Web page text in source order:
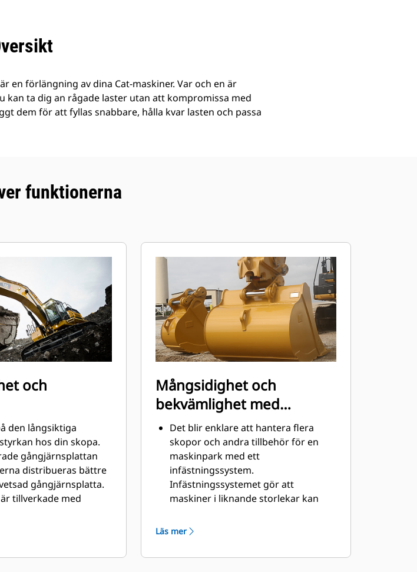
en förlängning av dina Cat-maskiner. Var och en är
ta dig an rågade laster utan att kompromissa med
dem för att fyllas snabbare, hålla kvar lasten och passa
funktionerna
och
den långsiktiga
hos din skopa.
gångjärnsplattan
distribueras bättre
gångjärnsplatta.
tillverkade med
som utsätts
viktigaste ytor med
Mångsidighet och
bekvämlighet med
snabbkopplingar
Det blir enklare att hantera flera
skopor och andra tillbehör för en
maskinpark med ett
infästningssystem.
Infästningssystemet gör att
maskiner i liknande storlekar kan
bytas på några sekunder utan att
säkerhet.
Läs mer